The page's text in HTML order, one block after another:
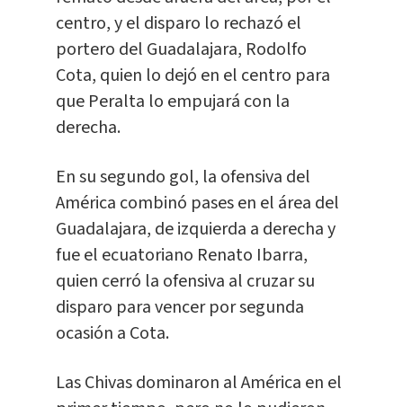
centro, y el disparo lo rechazó el
portero del Guadalajara, Rodolfo
Cota, quien lo dejó en el centro para
que Peralta lo empujará con la
derecha.
En su segundo gol, la ofensiva del
América combinó pases en el área del
Guadalajara, de izquierda a derecha y
fue el ecuatoriano Renato Ibarra,
quien cerró la ofensiva al cruzar su
disparo para vencer por segunda
ocasión a Cota.
Las Chivas dominaron al América en el